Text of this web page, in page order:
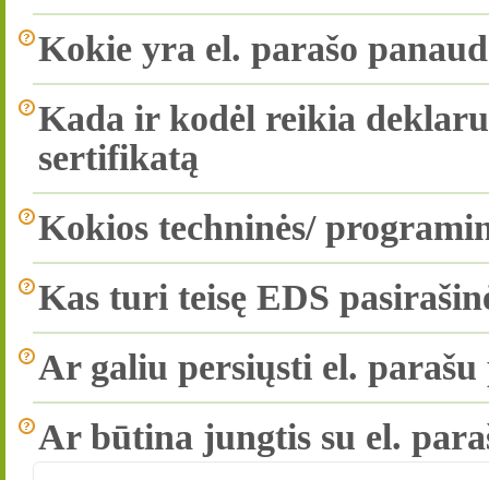
Kokie yra el. parašo
Kada ir kodėl reikia
sertifikatą
Kokios techninės/
Kas turi teisę EDS
Ar galiu persiųsti el.
Ar būtina jungtis su el.